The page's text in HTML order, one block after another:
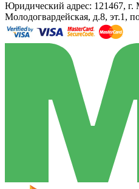
Юридический адрес: 121467, г.
Молодогвардейская, д.8, эт.1,